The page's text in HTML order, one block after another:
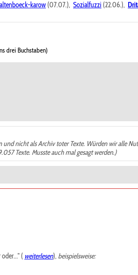
karow (07.07.), Sozialfuzzi (22.06.),
drei Buchstaben)
nicht als Archiv toter Texte. Würden wir alle
Texte. Musste auch mal gesagt werden.)
( weiterlesen),beispielsweise: